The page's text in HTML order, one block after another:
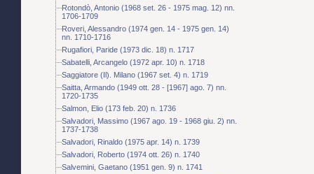
Rotondò, Antonio (1968 set. 26 - 1975 mag. 12) nn.
1706-1709
Roveri, Alessandro (1974 gen. 14 - 1975 gen. 14)
nn. 1710-1716
Rugafiori, Paride (1973 dic. 18) n. 1717
Sabatelli, Arcangelo (1972 apr. 10) n. 1718
Saggiatore (Il). Milano (1967 set. 4) n. 1719
Saitta, Armando (1949 ott. 28 - [1967] ago. 7) nn.
1720-1735
Salmon, Elio (173 feb. 20) n. 1736
Salvadori, Massimo (1967 ago. 19 - 1968 giu. 2) nn.
1737-1738
Salvadori, Rinaldo (1975 apr. 14) n. 1739
Salvadori, Roberto (1974 ott. 26) n. 1740
Salvemini, Gaetano (1951 gen. 9) n. 1741